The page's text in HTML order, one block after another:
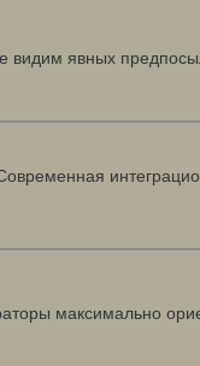
видим явных
максимально